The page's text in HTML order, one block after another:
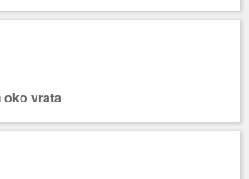
oko vrata